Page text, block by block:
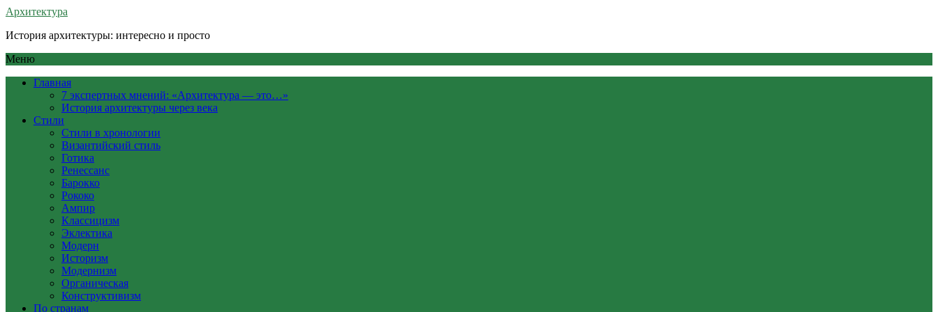
Архитектура
История архитектуры: интересно и просто
Меню
Главная
7 экспертных мнений: «Архитектура — это…»
История архитектуры через века
Стили
Стили в хронологии
Византийский стиль
Готика
Ренессанс
Барокко
Рококо
Ампир
Классицизм
Эклектика
Модерн
Историзм
Модернизм
Органическая
Конструктивизм
По странам